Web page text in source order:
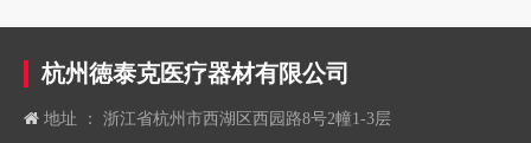
杭州徳泰克医疗器材有限公司
 地址 ： 浙江省杭州市西湖区西园路8号2幢1-3层